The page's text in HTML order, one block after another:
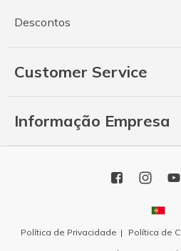
Descontos
Customer Service
Informação Empresa
Política de Privacidade Política de